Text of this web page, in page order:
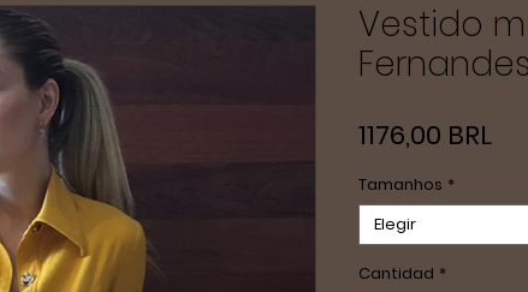
Vestido
Fernandes
1176,00 BRL
Tamanhos *
Elegir
Cantidad *